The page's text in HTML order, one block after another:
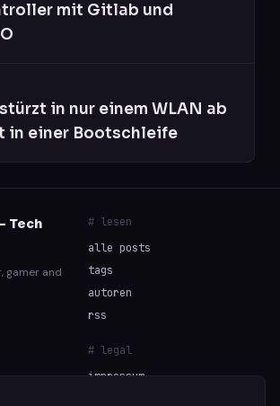
mit Gitlab und
stürzt in nur einem WLAN ab
in einer Bootschleife
Tech
gamer and
# lesen
alle posts
tags
autoren
rss
# legal
impressum